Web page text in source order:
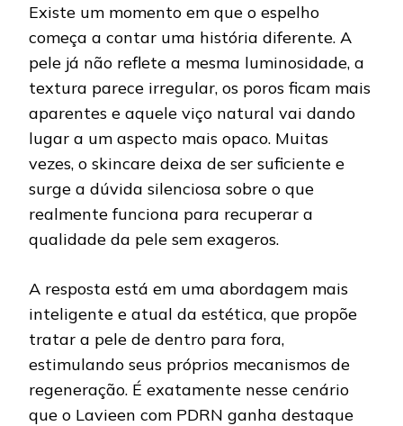
Existe um momento em que o espelho
começa a contar uma história diferente. A
pele já não reflete a mesma luminosidade, a
textura parece irregular, os poros ficam mais
aparentes e aquele viço natural vai dando
lugar a um aspecto mais opaco. Muitas
vezes, o skincare deixa de ser suficiente e
surge a dúvida silenciosa sobre o que
realmente funciona para recuperar a
qualidade da pele sem exageros.
A resposta está em uma abordagem mais
inteligente e atual da estética, que propõe
tratar a pele de dentro para fora,
estimulando seus próprios mecanismos de
regeneração. É exatamente nesse cenário
que o Lavieen com PDRN ganha destaque